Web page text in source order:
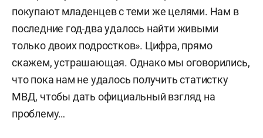
покупают младенцев с теми же целями. Нам в
последние год-два удалось найти живыми
только двоих подростков». Цифра, прямо
скажем, устрашающая. Однако мы оговорились,
что пока нам не удалось получить статистку
МВД, чтобы дать официальный взгляд на
проблему…